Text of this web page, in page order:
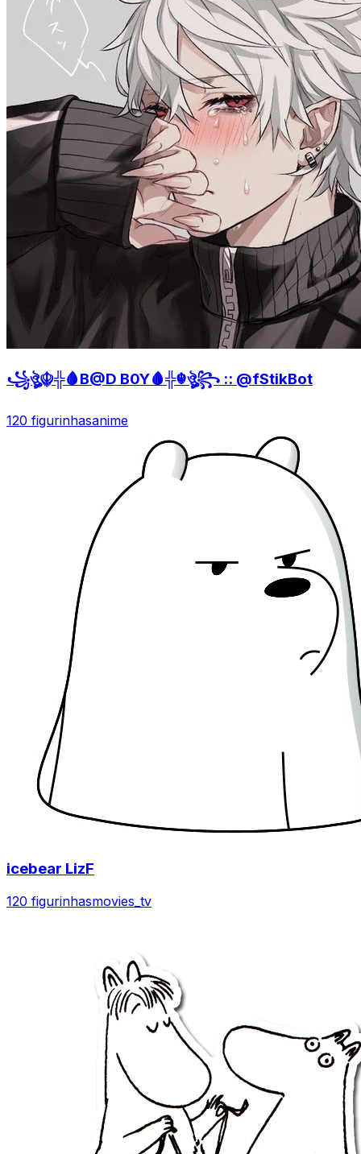
꧁ঔৣ☬╬🩸B@D B0Y🩸╬☬ঔৣ꧂ :: @fStikBot
120 figurinhasanime
icebear LizF
120 figurinhasmovies_tv